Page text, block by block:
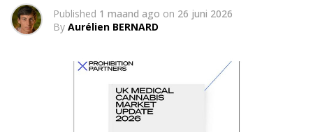
Published 1 maand ago on 26 juni 2026
By Aurélien BERNARD